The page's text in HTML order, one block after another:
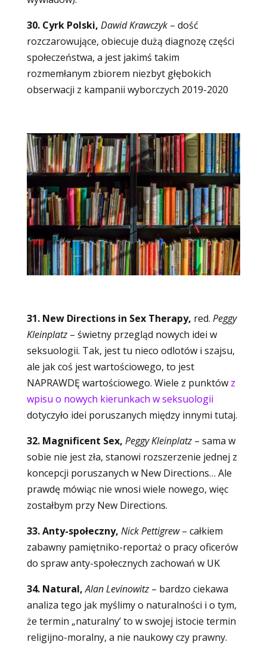
30. Cyrk Polski, Dawid Krawczyk– dość
rozczarowujące, obiecuje dużą diagnozę części
społeczeństwa, a jest jakimś takim
rozmemłanym zbiorem niezbyt głębokich
obserwacji z kampanii wyborczych 2019-2020
31. New Directions in Sex Therapy, red. Peggy
Kleinplatz– świetny przegląd nowych idei w
seksuologii. Tak, jest tu nieco odlotów i szajsu,
ale jak coś jest wartościowego, to jest
NAPRAWDĘ wartościowego. Wiele z punktówz
wpisu o nowych kierunkach w seksuologii
dotyczyło idei poruszanych między innymi tutaj.
32. Magnificent Sex, Peggy Kleinplatz– sama w
sobie nie jest zła, stanowi rozszerzenie jednej z
koncepcji poruszanych w New Directions… Ale
prawdę mówiąc nie wnosi wiele nowego, więc
zostałbym przy New Directions.
33. Anty-społeczny, Nick Pettigrew– całkiem
zabawny pamiętniko-reportaż o pracy oficerów
do spraw anty-społecznych zachowań w UK
34. Natural,Alan Levinowitz– bardzo ciekawa
analiza tego jak myślimy o naturalności i o tym,
że termin „naturalny’ to w swojej istocie termin
religijno-moralny, a nie naukowy czy prawny.